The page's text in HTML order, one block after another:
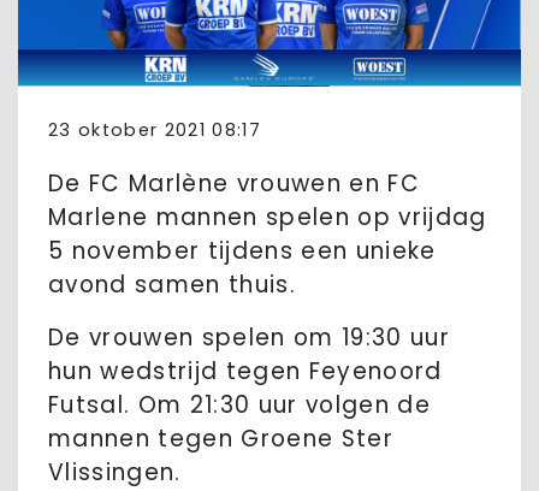
23 oktober 2021 08:17
De FC Marlène vrouwen en FC
Marlene mannen spelen op vrijdag
5 november tijdens een unieke
avond samen thuis.
De vrouwen spelen om 19:30 uur
hun wedstrijd tegen Feyenoord
Futsal. Om 21:30 uur volgen de
mannen tegen Groene Ster
Vlissingen.